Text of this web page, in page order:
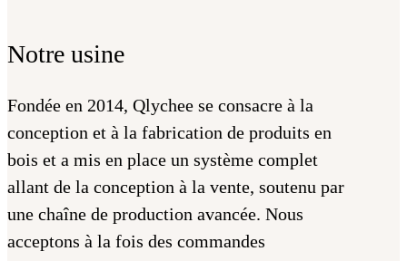
Notre usine
Fondée en 2014, Qlychee se consacre à la
conception et à la fabrication de produits en
bois et a mis en place un système complet
allant de la conception à la vente, soutenu par
une chaîne de production avancée. Nous
acceptons à la fois des commandes